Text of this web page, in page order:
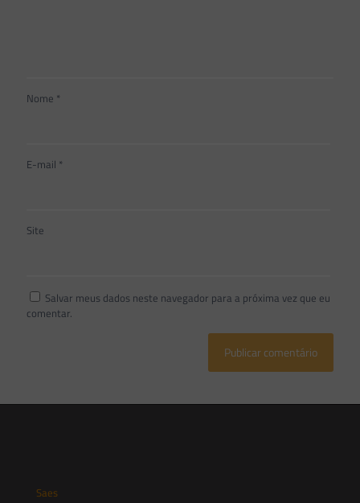
Nome *
E-mail *
Site
Salvar meus dados neste navegador para a próxima vez que eu
comentar.
Saes